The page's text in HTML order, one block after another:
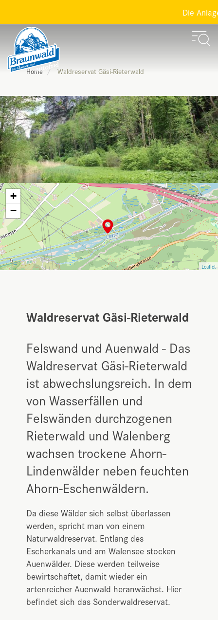
Die
Home Waldreservat Gäsi-Rieterwald
+
−
Leaflet
Waldreservat Gäsi-Rieterwald
Felswand und Auenwald - Das
Waldreservat Gäsi-Rieterwald
ist abwechslungsreich. In dem
von Wasserfällen und
Felswänden durchzogenen
Rieterwald und Walenberg
wachsen trockene Ahorn-
Lindenwälder neben feuchten
Ahorn-Eschenwäldern.
Da diese Wälder sich selbst überlassen
werden, spricht man von einem
Naturwaldreservat. Entlang des
Escherkanals und am Walensee stocken
Auenwälder. Diese werden teilweise
bewirtschaftet, damit wieder ein
artenreicher Auenwald heranwächst. Hier
befindet sich das Sonderwaldreservat.